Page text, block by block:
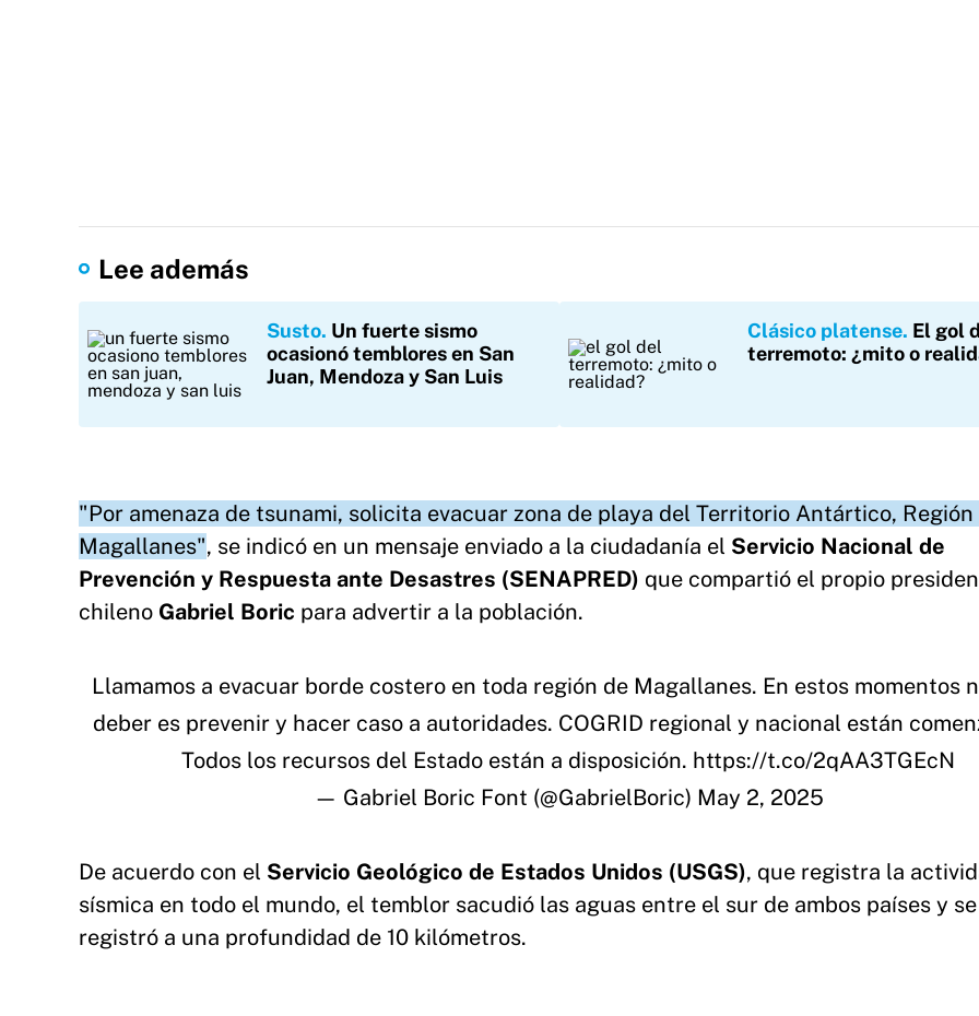
Lee además
Susto Un fuerte sismo
ocasionó temblores en San
Juan, Mendoza y San Luis
Clásico platense El gol
terremoto: ¿mito o
"Por amenaza de tsunami, solicita evacuar zona de playa del Territorio Antártico, Región
Magallanes", se indicó en un mensaje enviado a la ciudadanía el Servicio Nacional de
Prevención y Respuesta ante Desastres (SENAPRED) que compartió el propio
chileno Gabriel Boric para advertir a la población.
Llamamos a evacuar borde costero en toda región de Magallanes. En estos momentos
deber es prevenir y hacer caso a autoridades. COGRID regional y nacional están
Todos los recursos del Estado están a disposición. https://t.co/2qAA3TGEcN
— Gabriel Boric Font (@GabrielBoric) May 2, 2025
De acuerdo con el Servicio Geológico de Estados Unidos (USGS), que registra la
sísmica en todo el mundo, el temblor sacudió las aguas entre el sur de ambos países y se
registró a una profundidad de 10 kilómetros.